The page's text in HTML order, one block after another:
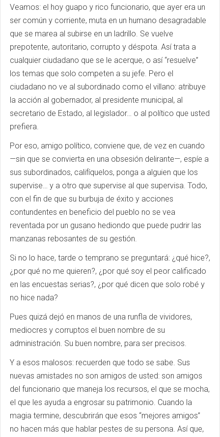
Veamos: el hoy guapo y rico funcionario, que ayer era un
ser común y corriente, muta en un humano desagradable
que se marea al subirse en un ladrillo. Se vuelve
prepotente, autoritario, corrupto y déspota. Así trata a
cualquier ciudadano que se le acerque, o así “resuelve”
los temas que solo competen a su jefe. Pero el
ciudadano no ve al subordinado como el villano: atribuye
la acción al gobernador, al presidente municipal, al
secretario de Estado, al legislador… o al político que usted
prefiera.
Por eso, amigo político, conviene que, de vez en cuando
—sin que se convierta en una obsesión delirante—, espíe a
sus subordinados, califíquelos, ponga a alguien que los
supervise… y a otro que supervise al que supervisa. Todo,
con el fin de que su burbuja de éxito y acciones
contundentes en beneficio del pueblo no se vea
reventada por un gusano hediondo que puede pudrir las
manzanas rebosantes de su gestión.
Si no lo hace, tarde o temprano se preguntará: ¿qué hice?,
¿por qué no me quieren?, ¿por qué soy el peor calificado
en las encuestas serias?, ¿por qué dicen que solo robé y
no hice nada?
Pues quizá dejó en manos de una runfla de vividores,
mediocres y corruptos el buen nombre de su
administración. Su buen nombre, para ser precisos.
Y a esos malosos: recuerden que todo se sabe. Sus
nuevas amistades no son amigos de usted: son amigos
del funcionario que maneja los recursos, el que se mocha,
el que les ayuda a engrosar su patrimonio. Cuando la
magia termine, descubrirán que esos “mejores amigos”
no hacen más que hablar pestes de su persona. Así que,